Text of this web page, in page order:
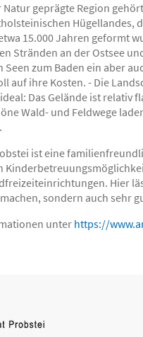
Natur geprägte Region
Hügellandes,
15.000 Jahren geformt
Stränden an der Ostsee
Seen zum Baden ein aber
auf ihre Kosten. - Die
Das Gelände ist relativ
Wald- und Feldwege
ist eine
Hier
sondern auch sehr
unter https://